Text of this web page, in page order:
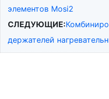
элементов Mosi2
СЛЕДУЮЩИЕ:
держателей